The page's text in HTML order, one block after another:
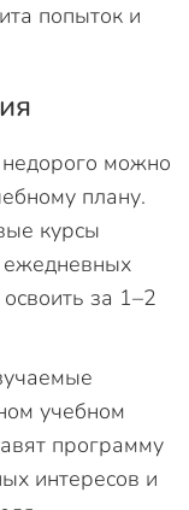
попыток и
можно
плану.
курсы
за 1–2
учебном
программу
интересов и